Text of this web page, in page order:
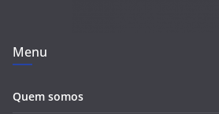
Menu
Quem somos